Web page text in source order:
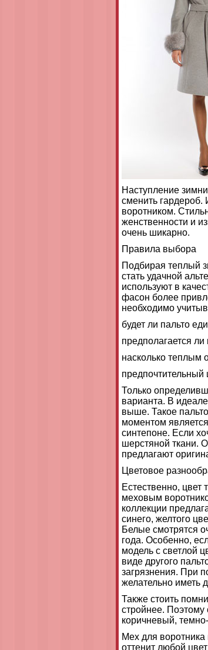
Наступление
сменить гардероб.
воротником.
женственности и
очень шикарно.
Правила выбора
Подбирая теплый
стать удачной
используют в
фасон более
необходимо
будет ли пальто
предполагается
насколько теплым
предпочтительный
Только
варианта. В
выше. Такое
моментом
синтепоне. Если
шерстяной ткани.
предлагают
Цветовое
Естественно,
меховым
коллекции
синего, желтого
Белые смотрятся
года. Особенно,
модель с светлой
виде другого
загрязнения. При
желательно иметь
Также стоить
стройнее.
коричневый,
Мех для
оттенит любой